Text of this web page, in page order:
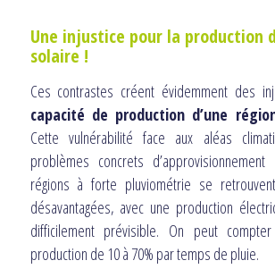
Une injustice pour la production
solaire !
Ces contrastes créent évidemment des
capacité de production d’une
Cette vulnérabilité face aux aléas
problèmes concrets
régions à forte pluviométrie se
désavantagées, avec une production
difficilement prévisible. On peut
production de 10 à 70% par temps de pluie.